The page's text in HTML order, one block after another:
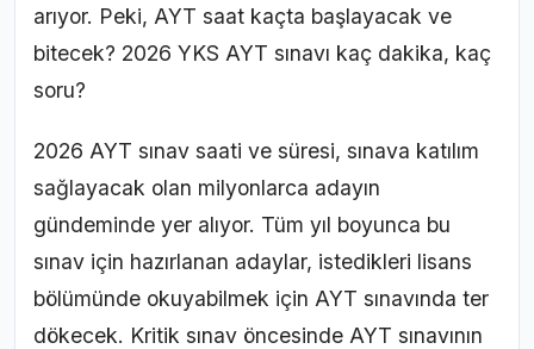
arıyor. Peki, AYT saat kaçta başlayacak ve
bitecek? 2026 YKS AYT sınavı kaç dakika, kaç
soru?
2026 AYT sınav saati ve süresi, sınava katılım
sağlayacak olan milyonlarca adayın
gündeminde yer alıyor. Tüm yıl boyunca bu
sınav için hazırlanan adaylar, istedikleri lisans
bölümünde okuyabilmek için AYT sınavında ter
dökecek. Kritik sınav öncesinde AYT sınavının